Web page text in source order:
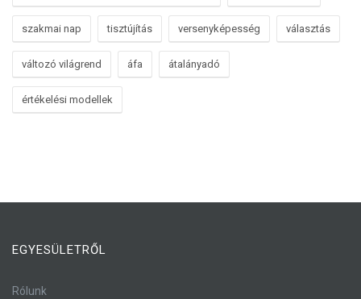
szakmai nap tisztújítás versenyképesség választás
változó világrend áfa átalányadó
értékelési modellek
EGYESÜLETRŐL
Rólunk